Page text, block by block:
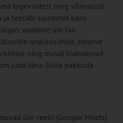
tegevustest ning võimalust
seeläbi suuremat kasu
vaatame üle lao
analüüsimise, eelarve
ning muud lisanduvad
juba täna Sulle pakkuda
üle veebi (Google Meets)